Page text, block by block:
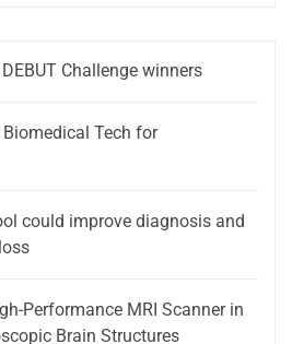
Challenge winners
Tech for
could improve diagnosis and
Performance MRI Scanner in
Brain Structures